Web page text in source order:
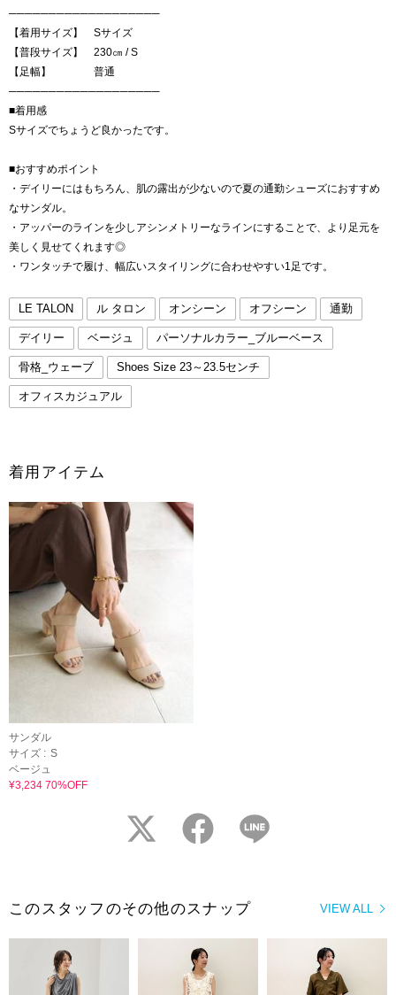
───────────────────
【着用サイズ】 Sサイズ
【普段サイズ】 230㎝ / S
【足幅】 普通
───────────────────
■着用感
Sサイズでちょうど良かったです。
■おすすめポイント
・デイリーにはもちろん、肌の露出が少ないので夏の通勤シューズにおすすめ
なサンダル。
・アッパーのラインを少しアシンメトリーなラインにすることで、より足元を
美しく見せてくれます◎
・ワンタッチで履け、幅広いスタイリングに合わせやすい1足です。
LE TALON ル タロン オンシーン オフシーン 通勤
デイリー ベージュ パーソナルカラー_ブルーベース
骨格_ウェーブ Shoes Size 23～23.5センチ
オフィスカジュアル
着用アイテム
サンダル
サイズ : S
ベージュ
¥3,234 70%OFF
twitter facebook
VIEW ALL
このスタッフのその他のスナップ